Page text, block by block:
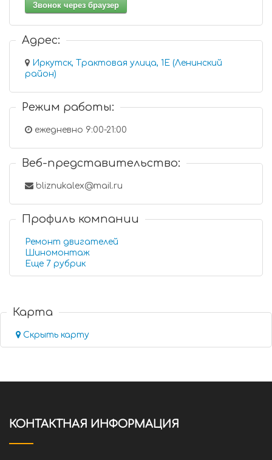
Звонок через браузер
Адрес:
Иркутск, Трактовая улица, 1Е (Ленинский
район)
Режим работы:
ежедневно 9:00-21:00
Веб-представительство:
bliznukalex@mail.ru
Профиль компании
Ремонт двигателей
Шиномонтаж
Еще 7 рубрик
Карта
Скрыть карту
КОНТАКТНАЯ ИНФОРМАЦИЯ